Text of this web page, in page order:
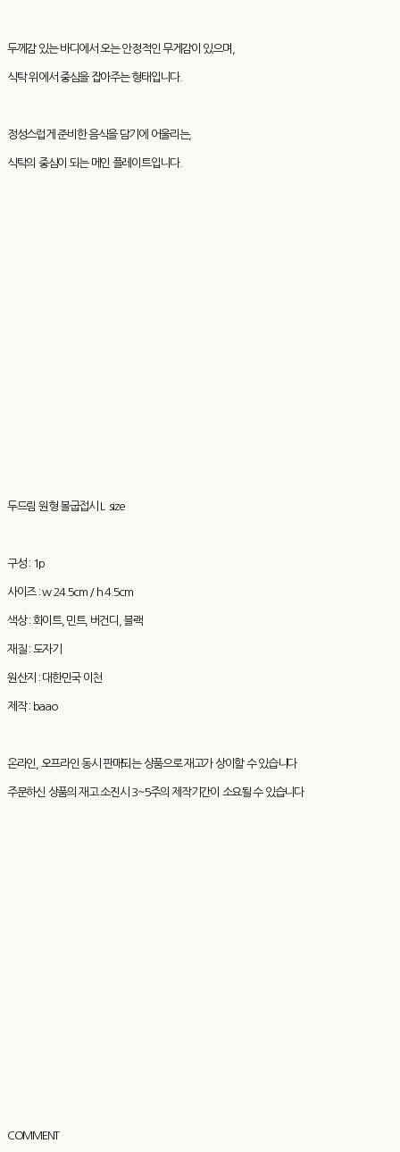
두께감 있는 바디에서 오는 안정적인 무게감이 있으며,
식탁 위에서 중심을 잡아주는 형태입니다.
정성스럽게 준비한 음식을 담기에 어울리는,
식탁의 중심이 되는 메인 플레이트입니다.
두드림 원형 볼굽접시 L size
구성 : 1p
사이즈 : w 24.5cm / h 4.5cm
색상 : 화이트, 민트, 버건디, 블랙
재질 : 도자기
원산지 : 대한민국 이천
제작 : baao
온라인, 오프라인 동시 판매되는 상품으로 재고가 상이할 수 있습니다
주문하신 상품의 재고 소진시 3~5주의 제작기간이 소요될 수 있습니다
COMMENT